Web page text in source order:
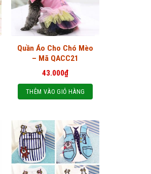
Quần Áo Cho Chó Mèo
– Mã QACC21
43.000₫
THÊM VÀO GIỎ HÀNG